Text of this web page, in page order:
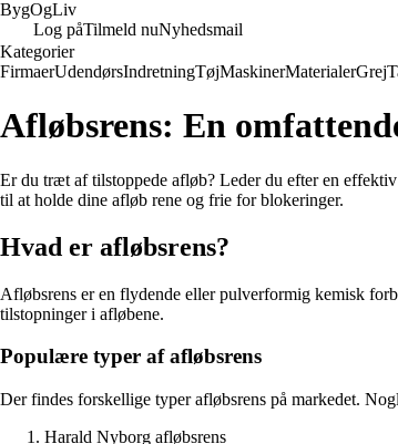
BygOgLiv
Log påTilmeld nuNyhedsmail
Kategorier
FirmaerUdendørsIndretningTøjMaskinerMaterialerGrej
Afløbsrens: En
Er du træt af tilstoppede afløb? Leder du efter en
til at holde dine afløb rene og frie for blokeringer.
Hvad er afløbsrens?
Afløbsrens er en flydende eller pulverformig kemisk
tilstopninger i afløbene.
Populære typer af afløbsrens
Der findes forskellige typer afløbsrens på markedet.
Harald Nyborg afløbsrens